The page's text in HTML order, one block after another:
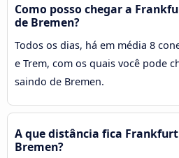
Como posso chegar a
de Bremen?
Todos os dias, há em média 8
e Trem, com os quais você pode
saindo de Bremen.
A que distância fica
Bremen?